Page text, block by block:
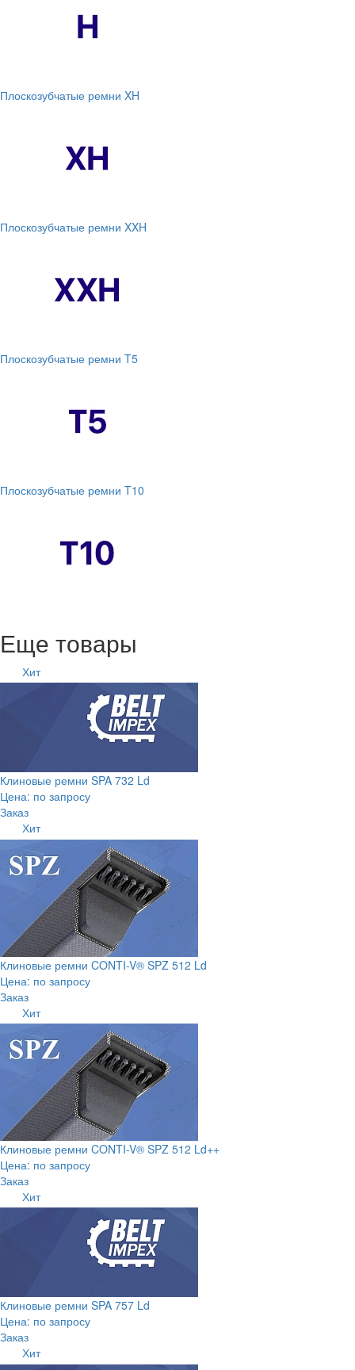
Плоскозубчатые ремни XH
Плоскозубчатые ремни XXH
Плоскозубчатые ремни T5
Плоскозубчатые ремни T10
Еще товары
Хит
Клиновые ремни SPA 732 Ld
Цена: по запросу
Заказ
Хит
Клиновые ремни CONTI-V® SPZ 512 Ld
Цена: по запросу
Заказ
Хит
Клиновые ремни CONTI-V® SPZ 512 Ld++
Цена: по запросу
Заказ
Хит
Клиновые ремни SPA 757 Ld
Цена: по запросу
Заказ
Хит